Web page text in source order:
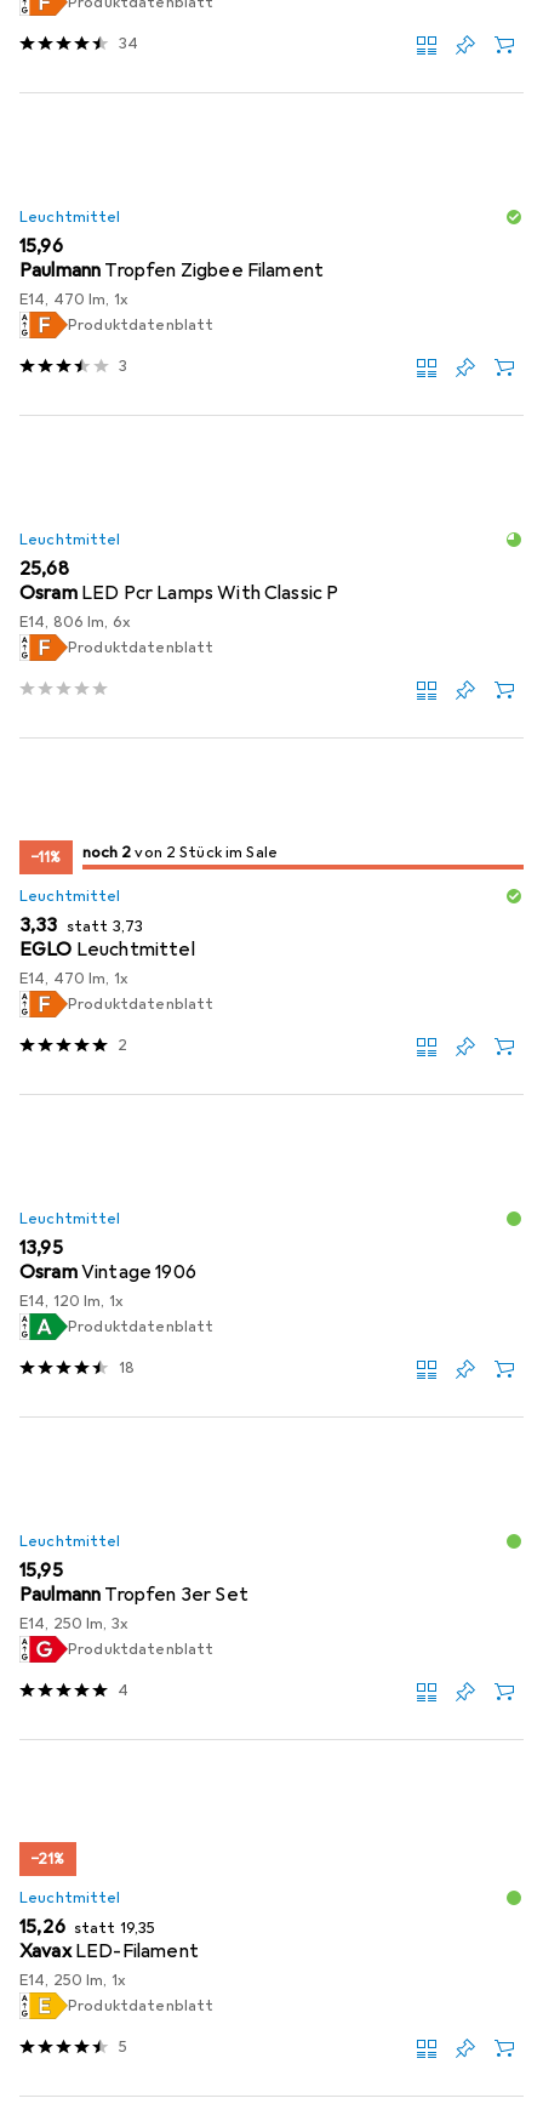
34
Leuchtmittel
EUR
15,96
Paulmann Tropfen Zigbee Filament
E14, 470 lm, 1x
Produktdatenblatt
3
Leuchtmittel
EUR
25,68
Osram LED Pcr Lamps With Classic P
E14, 806 lm, 6x
Produktdatenblatt
−11% 2/ 2
2/ 2 im Sale
noch 2 von 2 Stück im Sale
Leuchtmittel
EUR
3,33 statt EUR
3,73
EGLO Leuchtmittel
E14, 470 lm, 1x
Produktdatenblatt
2
Leuchtmittel
EUR
13,95
OsramVintage 1906
E14, 120 lm, 1x
Produktdatenblatt
18
Leuchtmittel
EUR
15,95
Paulmann Tropfen 3er Set
E14, 250 lm, 3x
Produktdatenblatt
4
−21%
Leuchtmittel
EUR
15,26 statt EUR
19,35
Xavax LED-Filament
E14, 250 lm, 1x
Produktdatenblatt
5